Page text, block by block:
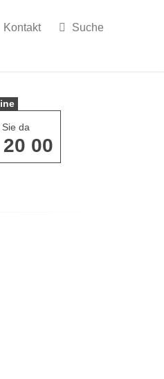
Kontakt Suche
da
00